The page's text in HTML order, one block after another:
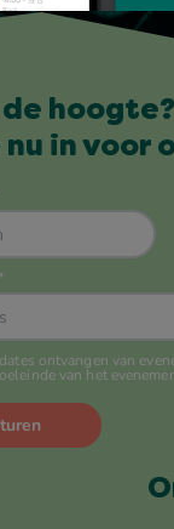
hoogte?
in voor